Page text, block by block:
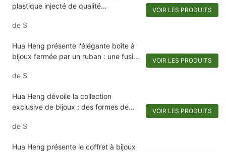
plastique injecté de qualité
d'efficacité
de $
VOIR LES PRODUITS
Hua Heng présente l'élégante boîte à
bijoux fermée par un ruban : une fusion
de $
VOIR LES PRODUITS
Hua Heng dévoile la collection
exclusive de bijoux : des formes de
extraordinaires
de $
VOIR LES PRODUITS
Hua Heng présente le coffret à bijoux